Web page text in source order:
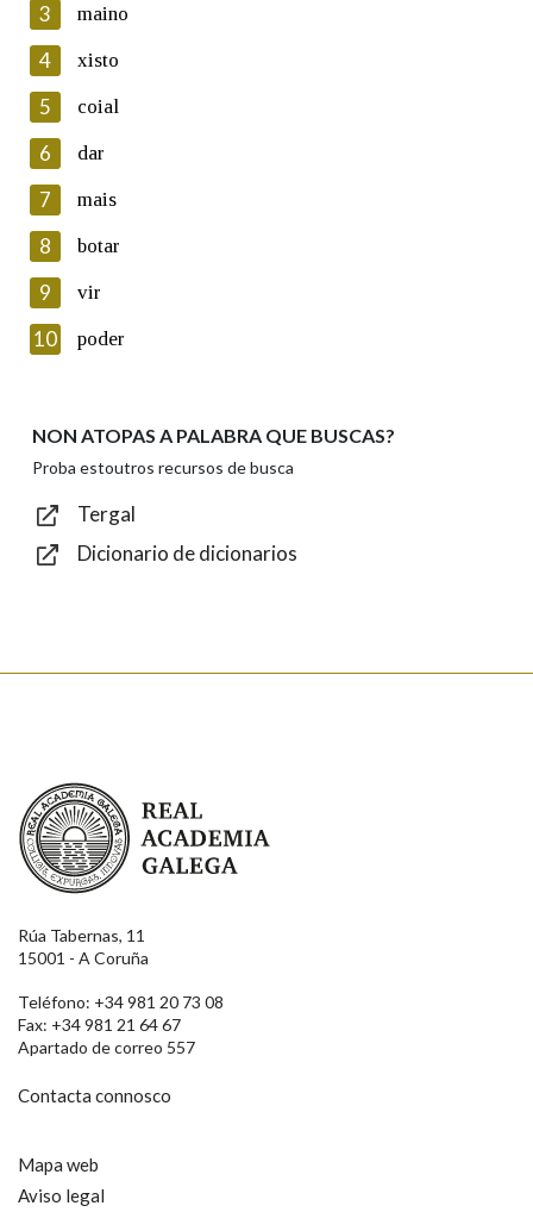
En cumprimento da normativa vixente en materia de
Protección de Datos de Carácter Persoal, a Real Academia
Galega informa a aqueles usuarios que faciliten o seu correo
electrónico, así como calquera outra información de carácter
persoal, que estes datos serán obxecto de tratamento
automatizado de carácter confidencial e incorporados aos seus
ficheiros informáticos. Así mesmo, os usuarios poderán exercer o
seu dereito de acceso, rectificación, oposición e cancelación dos
seus datos poñéndose en contacto connosco.
Lin e acepto as condicións da política de
Introduce o código que aparece na imaxe:
Texto de verificación
3 maino
4 xisto
5 coial
6 dar
7 mais
8 botar
9 vir
10 poder
NON ATOPAS A PALABRA QUE BUSCAS?
Proba estoutros recursos de busca
Tergal
Dicionario de dicionarios
Real Academia Galega
Rúa Tabernas, 11
15001 - A Coruña
Teléfono: +34 981 20 73 08
Fax: +34 981 21 64 67
Apartado de correo 557
Contacta connosco
Mapa web
Aviso legal